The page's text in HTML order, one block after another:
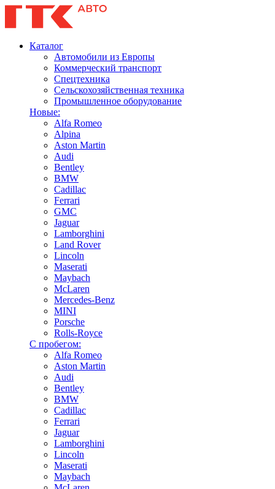
Каталог
Автомобили из Европы
Коммерческий транспорт
Спецтехника
Сельскохозяйственная техника
Промышленное оборудование
Новые:
Alfa Romeo
Alpina
Aston Martin
Audi
Bentley
BMW
Cadillac
Ferrari
GMC
Jaguar
Lamborghini
Land Rover
Lincoln
Maserati
Maybach
McLaren
Mercedes-Benz
MINI
Porsche
Rolls-Royce
С пробегом:
Alfa Romeo
Aston Martin
Audi
Bentley
BMW
Cadillac
Ferrari
Jaguar
Lamborghini
Lincoln
Maserati
Maybach